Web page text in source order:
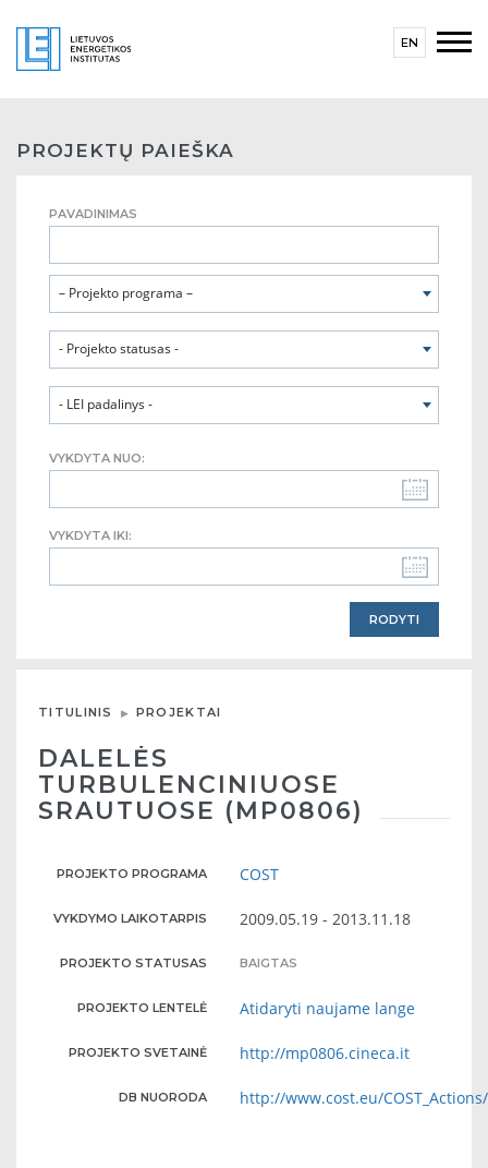
EN
PROJEKTŲ PAIEŠKA
PAVADINIMAS
– Projekto programa –
- Projekto statusas -
- LEI padalinys -
VYKDYTA NUO:
VYKDYTA IKI:
TITULINIS PROJEKTAI
DALELĖS
TURBULENCINIUOSE
SRAUTUOSE (MP0806)
PROJEKTO PROGRAMA COST
VYKDYMO LAIKOTARPIS 2009.05.19 - 2013.11.18
PROJEKTO STATUSAS BAIGTAS
PROJEKTO LENTELĖ Atidaryti naujame lange
PROJEKTO SVETAINĖ http://mp0806.cineca.it
DB NUORODA http://www.cost.eu/